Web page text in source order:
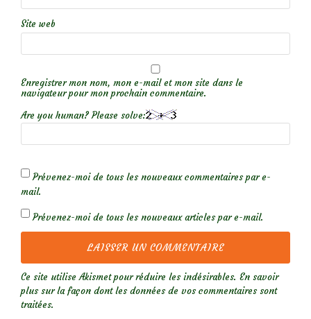
Site web
Enregistrer mon nom, mon e-mail et mon site dans le
navigateur pour mon prochain commentaire.
Are you human? Please solve:
Prévenez-moi de tous les nouveaux commentaires par e-
mail.
Prévenez-moi de tous les nouveaux articles par e-mail.
Ce site utilise Akismet pour réduire les indésirables. En savoir
plus sur la façon dont les données de vos commentaires sont
traitées.